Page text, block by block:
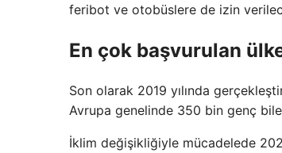
feribot ve otobüslere de izin
En çok başvurulan
Son olarak 2019 yılında
Avrupa genelinde 350 bin genç
İklim değişikliğiyle mücadelede